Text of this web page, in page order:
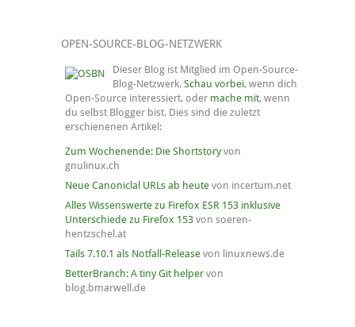
OPEN-SOURCE-BLOG-NETZWERK
Dieser Blog ist Mitglied im Open-Source-
Blog-Netzwerk. Schau vorbei, wenn dich
Open-Source interessiert, oder mache mit, wenn
du selbst Blogger bist. Dies sind die zuletzt
erschienenen Artikel:
Zum Wochenende: Die Shortstoryvon
gnulinux.ch
Neue Canoniclal URLs ab heutevon incertum.net
Alles Wissenswerte zu Firefox ESR 153 inklusive
Unterschiede zu Firefox 153von soeren-
hentzschel.at
Tails 7.10.1 als Notfall-Releasevon linuxnews.de
BetterBranch: A tiny Git helpervon
blog.bmarwell.de